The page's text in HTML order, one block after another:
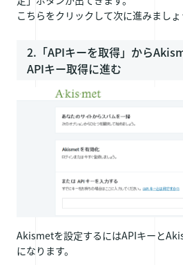
こちらをクリックして次に進みましょ
2.「APIキーを取得」から
APIキー取得に進む
Akismetを設定するにはAPIキーと
になります。